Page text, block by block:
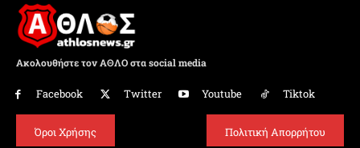
Ακολουθήστε τον ΑΘΛΟ στα social media
Facebook Twitter Youtube Tiktok
Όροι Χρήσης Πολιτική Απορρήτου